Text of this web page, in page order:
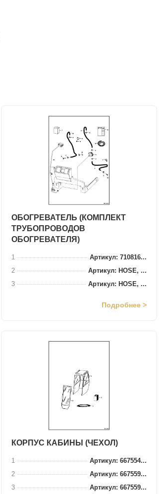
ОБОГРЕВАТЕЛЬ (КОМПЛЕКТ
ТРУБОПРОВОДОВ
ОБОГРЕВАТЕЛЯ)
1
Артикул: 710816...
2
Артикул: HOSE, ...
3
Артикул: HOSE, ...
Подробнее >
КОРПУС КАБИНЫ (ЧЕХОЛ)
1
Артикул: 667554...
2
Артикул: 667559...
3
Артикул: 667559...